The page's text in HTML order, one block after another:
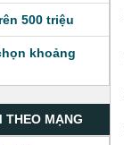
500 triệu
khoảng
THEO MẠNG